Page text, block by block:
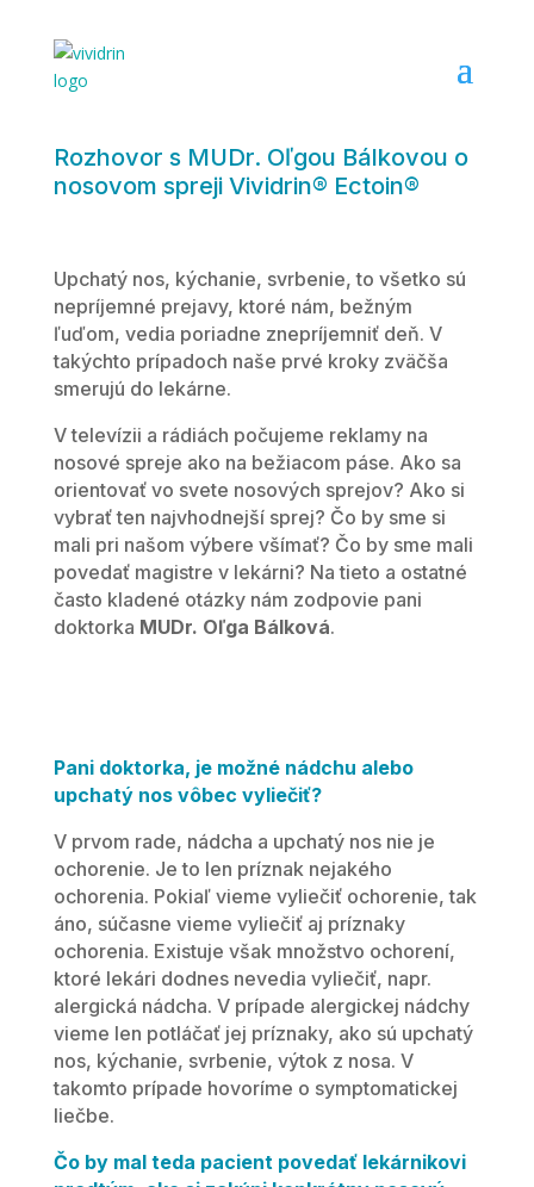
Rozhovor s MUDr. Oľgou Bálkovou o
nosovom spreji Vividrin® Ectoin®
Upchatý nos, kýchanie, svrbenie, to všetko sú
nepríjemné prejavy, ktoré nám, bežným
ľuďom, vedia poriadne znepríjemniť deň. V
takýchto prípadoch naše prvé kroky zväčša
smerujú do lekárne.
V televízii a rádiách počujeme reklamy na
nosové spreje ako na bežiacom páse. Ako sa
orientovať vo svete nosových sprejov? Ako si
vybrať ten najvhodnejší sprej? Čo by sme si
mali pri našom výbere všímať? Čo by sme mali
povedať magistre v lekárni? Na tieto a ostatné
často kladené otázky nám zodpovie pani
doktorka MUDr. Oľga Bálková.
Pani doktorka, je možné nádchu alebo
upchatý nos vôbec vyliečiť?
V prvom rade, nádcha a upchatý nos nie je
ochorenie. Je to len príznak nejakého
ochorenia. Pokiaľ vieme vyliečiť ochorenie, tak
áno, súčasne vieme vyliečiť aj príznaky
ochorenia. Existuje však množstvo ochorení,
ktoré lekári dodnes nevedia vyliečiť, napr.
alergická nádcha. V prípade alergickej nádchy
vieme len potláčať jej príznaky, ako sú upchatý
nos, kýchanie, svrbenie, výtok z nosa. V
takomto prípade hovoríme o symptomatickej
liečbe.
Čo by mal teda pacient povedať lekárnikovi